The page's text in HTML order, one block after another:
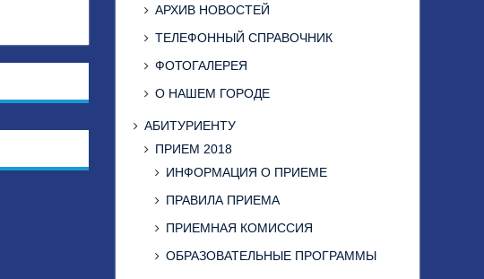
АРХИВ НОВОСТЕЙ
ТЕЛЕФОННЫЙ СПРАВОЧНИК
ФОТОГАЛЕРЕЯ
О НАШЕМ ГОРОДЕ
АБИТУРИЕНТУ
ПРИЕМ 2018
ИНФОРМАЦИЯ О ПРИЕМЕ
ПРАВИЛА ПРИЕМА
ПРИЕМНАЯ КОМИССИЯ
ОБРАЗОВАТЕЛЬНЫЕ ПРОГРАММЫ